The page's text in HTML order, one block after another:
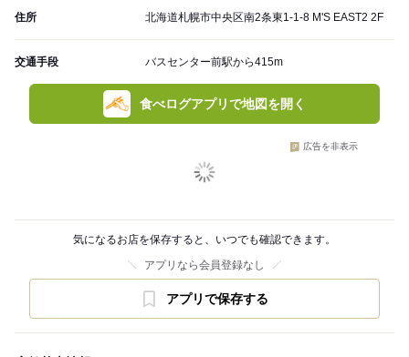
住所 北海道札幌市中央区南2条東1-1-8 M'S EAST2 2F
交通手段 バスセンター前駅から415m
食べログアプリで地図を開く
広告を非表示
気になるお店を保存すると、いつでも確認できます。
アプリなら会員登録なし
アプリで保存する